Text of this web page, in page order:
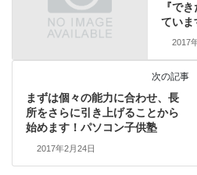
『で
ていま
2017
次の記事
まずは個々の能力に合わせ、長
所をさらに引き上げることから
始めます！パソコン子供塾
2017年2月24日